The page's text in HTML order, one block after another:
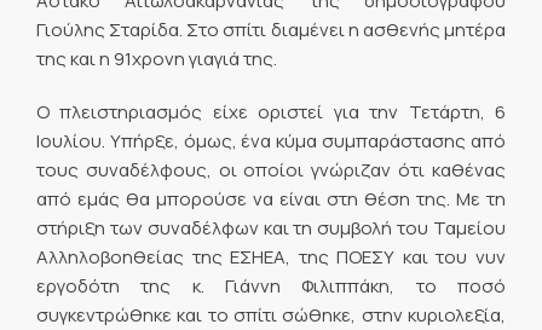
Γιούλης Σταρίδα. Στο σπίτι διαμένει η ασθενής μητέρα
της και η 91χρονη γιαγιά της.
Ο πλειστηριασμός είχε οριστεί για την Τετάρτη, 6
Ιουλίου. Υπήρξε, όμως, ένα κύμα συμπαράστασης από
τους συναδέλφους, οι οποίοι γνώριζαν ότι καθένας
από εμάς θα μπορούσε να είναι στη θέση της. Με τη
στήριξη των συναδέλφων και τη συμβολή του Ταμείου
Αλληλοβοηθείας της ΕΣΗΕΑ, της ΠΟΕΣΥ και του νυν
εργοδότη της κ. Γιάννη Φιλιππάκη, το ποσό
συγκεντρώθηκε και το σπίτι σώθηκε, στην κυριολεξία,